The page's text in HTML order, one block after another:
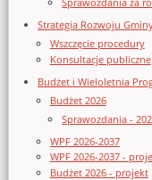
Strategia Rozwoju
Wszczęcie procedury
Konsultacje publiczne
Budżet i Wieloletnia
Budżet 2026
Sprawozdania -
WPF 2026-2037
WPF 2026-2037 -
Budżet 2026 - projekt